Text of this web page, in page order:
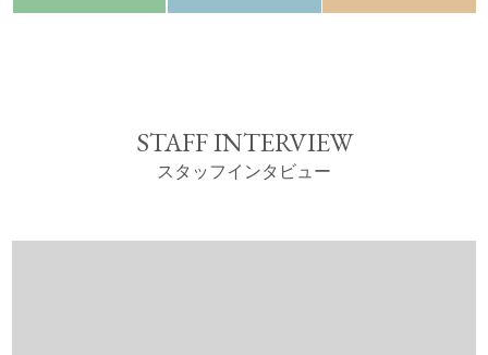
STAFF INTERVIEW
スタッフインタビュー